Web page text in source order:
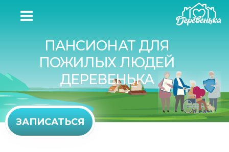
ПАНСИОНАТ ДЛЯ
ПОЖИЛЫХ ЛЮДЕЙ
ДЕРЕВЕНЬКА
ЗАПИСАТЬСЯ